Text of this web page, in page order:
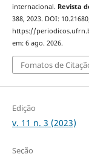
internacional. Revista
388, 2023. DOI:
https://
em: 6 ago. 2026.
Fomatos de
Edição
v. 11 n. 3 (2023)
Seção